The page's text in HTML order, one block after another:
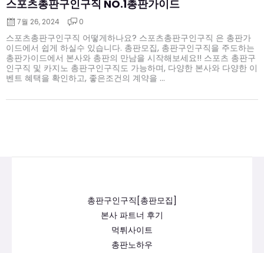
스포츠총판구인구직 NO.1총판가이드
7월 26, 2024 0
스포츠총판구인구직 어떻게하나요? 스포츠총판구인구직 은 총판가
이드에서 쉽게 하실수 있습니다. 총판모집, 총판구인구직을 주도하는
총판가이드에서 본사와 총판의 만남을 시작해보세요!! 스포츠 총판구
인구직 및 카지노 총판구인구직도 가능하며, 다양한 본사와 다양한 이
벤트 혜택을 확인하고, 좋은조건의 계약을 ...
총판구인구직[총판모집]
본사 파트너 후기
먹튀사이트
총판노하우